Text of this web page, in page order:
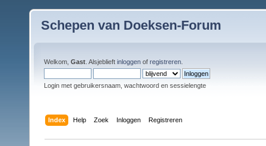
Schepen van Doeksen-Forum
Welkom, Gast . Alsjeblieft inloggen of registreren
Login met gebruikersnaam, wachtwoord en sessielengte
Index Help Zoek Inloggen Registreren